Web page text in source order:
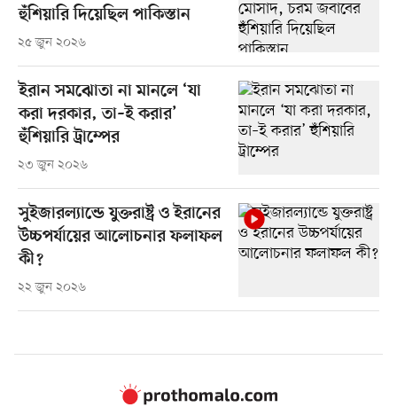
হুঁশিয়ারি দিয়েছিল পাকিস্তান
২৫ জুন ২০২৬
ইরান সমঝোতা না মানলে ‘যা
করা দরকার, তা–ই করার’
হুঁশিয়ারি ট্রাম্পের
২৩ জুন ২০২৬
সুইজারল্যান্ডে যুক্তরাষ্ট্র ও ইরানের
উচ্চপর্যায়ের আলোচনার ফলাফল
কী?
২২ জুন ২০২৬